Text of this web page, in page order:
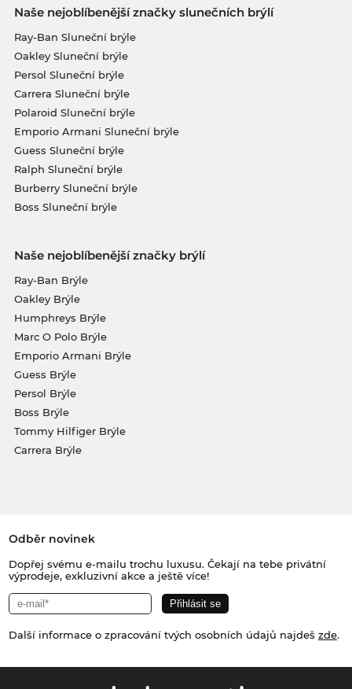
Naše nejoblíbenější značky slunečních brýlí
Ray-Ban Sluneční brýle
Oakley Sluneční brýle
Persol Sluneční brýle
Carrera Sluneční brýle
Polaroid Sluneční brýle
Emporio Armani Sluneční brýle
Guess Sluneční brýle
Ralph Sluneční brýle
Burberry Sluneční brýle
Boss Sluneční brýle
Naše nejoblíbenější značky brýlí
Ray-Ban Brýle
Oakley Brýle
Humphreys Brýle
Marc O Polo Brýle
Emporio Armani Brýle
Guess Brýle
Persol Brýle
Boss Brýle
Tommy Hilfiger Brýle
Carrera Brýle
Odběr novinek
Dopřej svému e-mailu trochu luxusu. Čekají na tebe privátní
výprodeje, exkluzivní akce a ještě více!
Další informace o zpracování tvých osobních údajů najdeš zde.